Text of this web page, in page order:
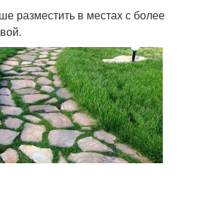
разместить в местах с более